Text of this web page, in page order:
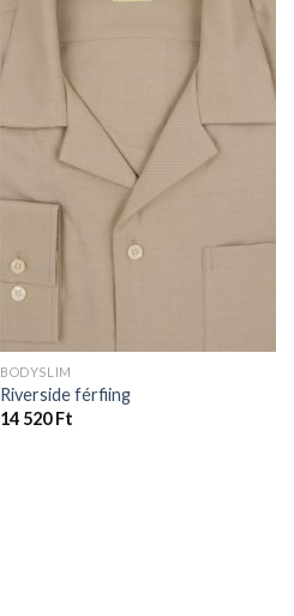
BODYSLIM
Riverside férfiing
14 520Ft